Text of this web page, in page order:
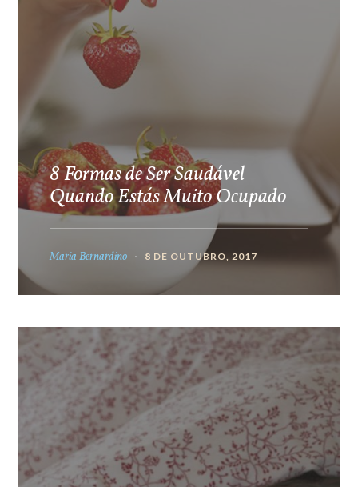
8 Formas de Ser Saudável
Quando Estás Muito Ocupado
Maria Bernardino 8 DE OUTUBRO, 2017